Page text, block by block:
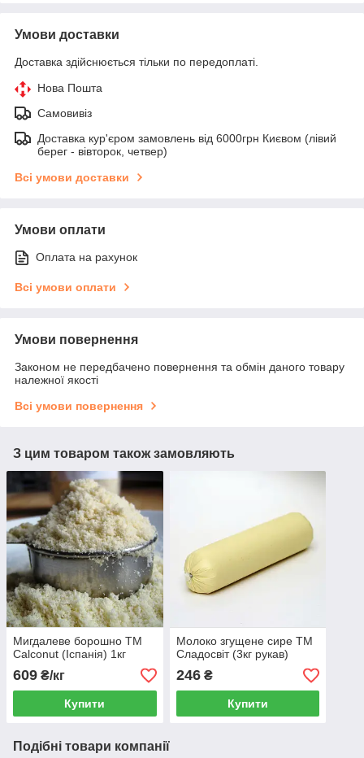
Умови доставки
Доставка здійснюється тільки по передоплаті.
Нова Пошта
Самовивіз
Доставка кур'єром замовлень від 6000грн Києвом (лівий
берег - вівторок, четвер)
Всі умови доставки
Умови оплати
Оплата на рахунок
Всі умови оплати
Умови повернення
Законом не передбачено повернення та обмін даного товару
належної якості
Всі умови повернення
З цим товаром також замовляють
Мигдалеве борошно TM
Calconut (Іспанія) 1кг
609 ₴/кг
Купити
Молоко згущене сире ТМ
Сладосвіт (3кг рукав)
246₴
Купити
Подібні товари компанії